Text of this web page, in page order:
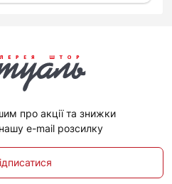
про акції та знижки
e-mail розсилку